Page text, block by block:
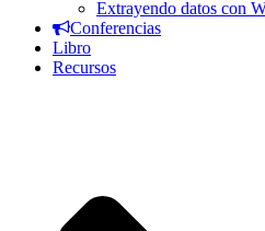
Extrayendo datos con
Conferencias
Libro
Recursos